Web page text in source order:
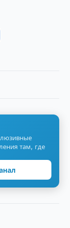
там, где